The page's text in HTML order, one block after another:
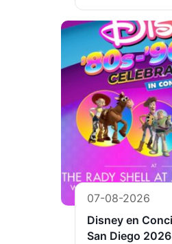
07-08-2026
Disney en
San Diego